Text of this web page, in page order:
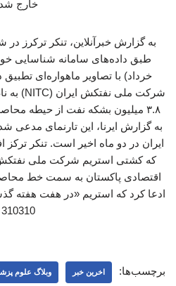
به گزارش خبرآنلاین، تنکر ترکرز
خرداد) با تصاویر ماهواره‌ای
۳.۸ میلیون بشکه نفت از حیطه
به گزارش ایرنا، این تارنمای مدعی
ایران در دو ماه اخیر است. تنکر ترکز
که کشتی استریم شرکت ملی
اقتصادی پاکستان به سمت خط
ادعا کرد که استریم «در هفت هفته
310310
برچسب‌ها: اخرین خبر وبلاگ علوم